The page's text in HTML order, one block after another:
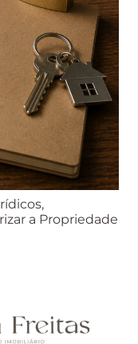
a Propriedade